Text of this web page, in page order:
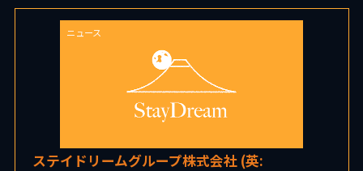
ニュース
ステイドリームグループ株式会社 (英: